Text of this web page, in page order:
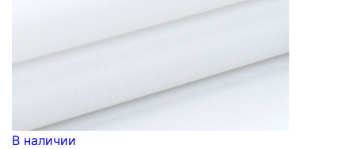
В наличии